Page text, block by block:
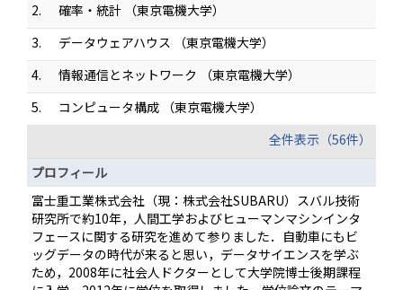
2.
確率・統計 （東京電機大学）
3.
データウェアハウス （東京電機大学）
4.
情報通信とネットワーク （東京電機大学）
5.
コンピュータ構成 （東京電機大学）
全件表示（56件）
プロフィール
富士重工業株式会社（現：株式会社SUBARU）スバル技術
研究所で約10年，人間工学およびヒューマンマシンインタ
フェースに関する研究を進めて参りました．自動車にもビ
ッグデータの時代が来ると思い，データサイエンスを学ぶ
ため，2008年に社会人ドクターとして大学院博士後期課程